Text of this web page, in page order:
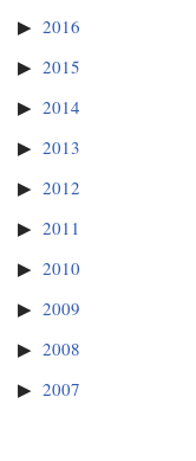
2016
2015
2014
2013
2012
2011
2010
2009
2008
2007